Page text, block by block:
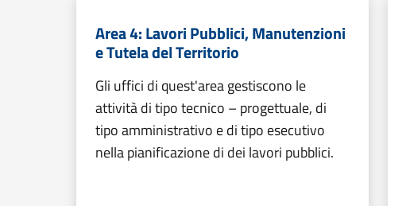
Area 4: Lavori Pubblici, Manutenzioni
e Tutela del Territorio
Gli uffici di quest'area gestiscono le
attività di tipo tecnico – progettuale, di
tipo amministrativo e di tipo esecutivo
nella pianificazione di dei lavori pubblici.